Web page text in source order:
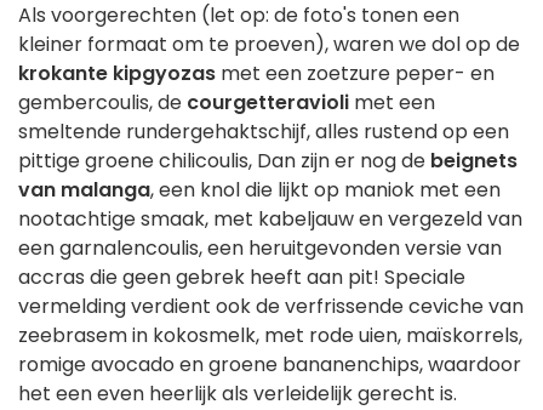
Als voorgerechten (let op: de foto's tonen een
kleiner formaat om te proeven), waren we dol op de
krokante kipgyozas met een zoetzure peper- en
gembercoulis, de courgetteravioli met een
smeltende rundergehaktschijf, alles rustend op een
pittige groene chilicoulis, Dan zijn er nog de beignets
van malanga, een knol die lijkt op maniok met een
nootachtige smaak, met kabeljauw en vergezeld van
een garnalencoulis, een heruitgevonden versie van
accras die geen gebrek heeft aan pit! Speciale
vermelding verdient ook de verfrissende ceviche van
zeebrasem in kokosmelk, met rode uien, maïskorrels,
romige avocado en groene bananenchips, waardoor
het een even heerlijk als verleidelijk gerecht is.